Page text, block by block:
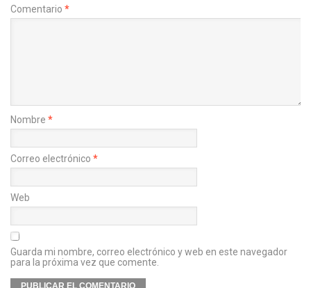
Comentario *
Nombre *
Correo electrónico *
Web
Guarda mi nombre, correo electrónico y web en este navegador
para la próxima vez que comente.